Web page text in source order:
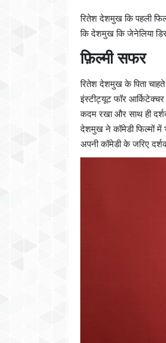
रितेश देशमुख कि पहली
कि देशमुख कि जेनेलिया
फ़िल्मी सफर
रितेश देशमुख के पिता चाहते
इंस्‍टीट्यूट फॉर
कदम रखा और साथ ही
देशमुख ने कॉमेडी फिल्मों में
अपनी कॉमेडी के जरिए